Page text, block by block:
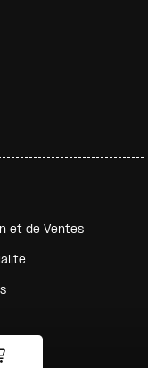
et de Ventes